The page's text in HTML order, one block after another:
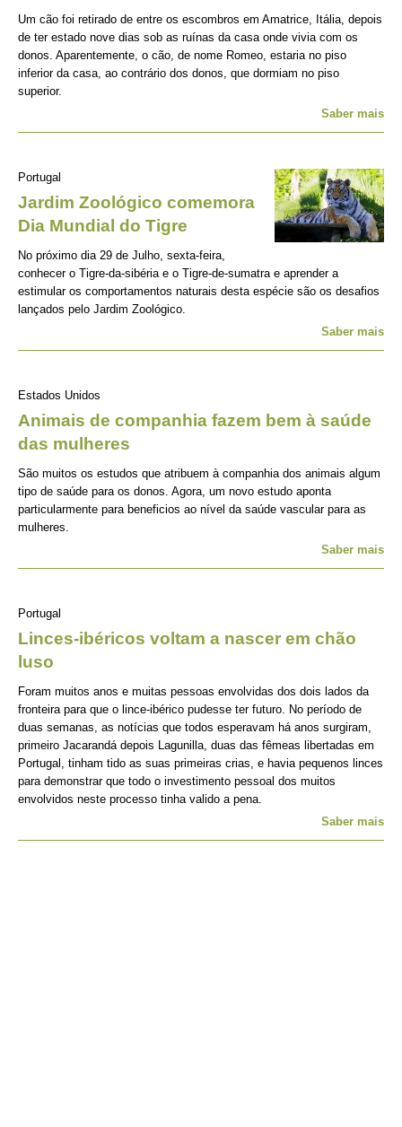
Um cão foi retirado de entre os escombros em Amatrice, Itália, depois
de ter estado nove dias sob as ruínas da casa onde vivia com os
donos. Aparentemente, o cão, de nome Romeo, estaria no piso
inferior da casa, ao contrário dos donos, que dormiam no piso
superior.
Saber mais
Portugal
Jardim Zoológico comemora
Dia Mundial do Tigre
No próximo dia 29 de Julho, sexta-feira,
conhecer o Tigre-da-sibéria e o Tigre-de-sumatra e aprender a
estimular os comportamentos naturais desta espécie são os desafios
lançados pelo Jardim Zoológico.
Saber mais
Estados Unidos
Animais de companhia fazem bem à saúde
das mulheres
São muitos os estudos que atribuem à companhia dos animais algum
tipo de saúde para os donos. Agora, um novo estudo aponta
particularmente para beneficios ao nível da saúde vascular para as
mulheres.
Saber mais
Portugal
Linces-ibéricos voltam a nascer em chão
luso
Foram muitos anos e muitas pessoas envolvidas dos dois lados da
fronteira para que o lince-ibérico pudesse ter futuro. No período de
duas semanas, as notícias que todos esperavam há anos surgiram,
primeiro Jacarandá depois Lagunilla, duas das fêmeas libertadas em
Portugal, tinham tido as suas primeiras crias, e havia pequenos linces
para demonstrar que todo o investimento pessoal dos muitos
envolvidos neste processo tinha valido a pena.
Saber mais